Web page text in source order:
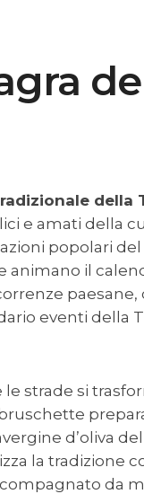
Percorsi
della
e amati della
popolari
animano il
paesane,
eventi della
strade si
d’oliva
la tradizione
da